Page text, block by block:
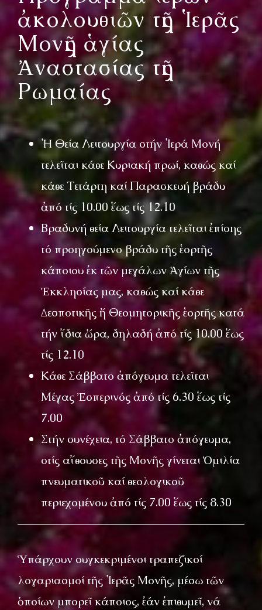
ἀκολουθιῶν τῆς Ἱερᾶς
Μονῆς ἁγίας
Ἀναστασίας τῆς
Ρωμαίας
Ἡ Θεία Λειτουργία στήν Ἱερά Μονή
τελεῖται κάθε Κυριακή πρωί, καθώς καί
κάθε Τετάρτη καί Παρασκευή βράδυ
ἀπό τίς 10.00 ἕως τίς 12.10
Βραδυνή θεία Λειτουργία τελεῖται ἐπίσης
τό προηγούμενο βράδυ τῆς ἑορτῆς
κάποιου ἐκ τῶν μεγάλων Ἁγίων τῆς
Ἐκκλησίας μας, καθώς καί κάθε
Δεσποτικῆς ἤ Θεομητορικῆς ἑορτῆς κατά
τήν ἴδια ὥρα, δηλαδή ἀπό τίς 10.00 ἕως
τίς 12.10
Κάθε Σάββατο ἀπόγευμα τελεῖται
Μέγας Ἐσπερινός ἀπό τίς 6.30 ἕως τίς
7.00
Στήν συνέχεια, τό Σάββατο ἀπόγευμα,
στίς αἴθουσες τῆς Μονῆς γίνεται Ὁμιλία
πνευματικοῦ καί θεολογικοῦ
περιεχομένου ἀπό τίς 7.00 ἕως τίς 8.30
Ὑπάρχουν συγκεκριμένοι τραπεζικοί
λογαριασμοί τῆς Ἱερᾶς Μονῆς, μέσω τῶν
ὁποίων μπορεῖ κάποιος, ἐάν ἐπιθυμεῖ, νά